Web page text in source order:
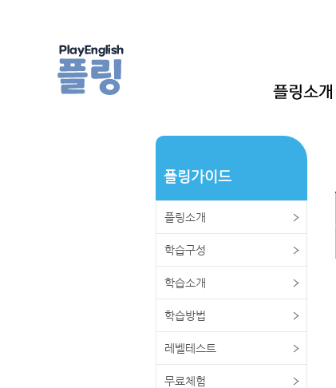
플링가이드
플링소개
학습구성
학습소개
학습방법
레벨테스트
무료체험